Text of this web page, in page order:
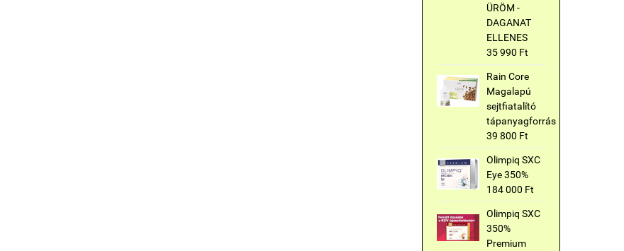
ÜRÖM -
DAGANAT
ELLENES
35 990 Ft
Rain Core
Magalapú
sejtfiatalító
tápanyagforrás
39 800 Ft
Olimpiq SXC
Eye 350%
184 000 Ft
Olimpiq SXC
350%
Premium